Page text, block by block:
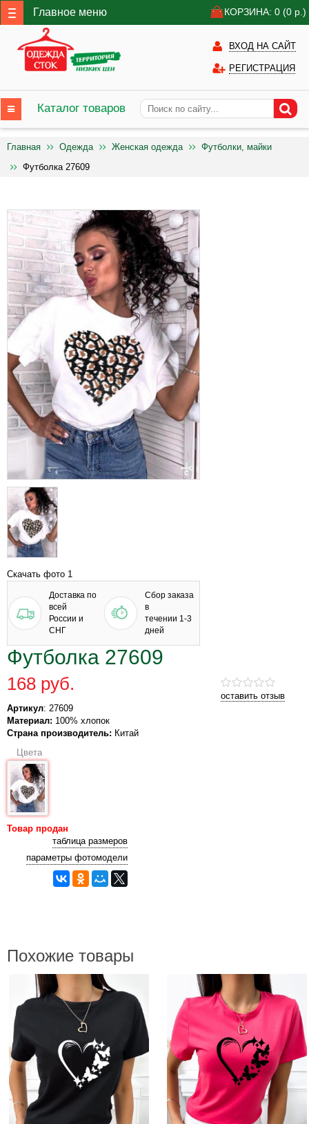
Главное меню КОРЗИНА: 0 (0 р.)
ВХОД НА САЙТ
РЕГИСТРАЦИЯ
Каталог товаров
Главная Одежда Женская одежда
Футболки, майки
Футболка 27609
Скачать фото 1
Доставка по
всей
России и
СНГ
Сбор заказа
в
течении 1-3
дней
Футболка 27609
оставить отзыв
168 руб.
Артикул: 27609
Материал: 100% хлопок
Страна производитель: Китай
Цвета
Товар продан
таблица размеров
параметры фотомодели
Похожие товары